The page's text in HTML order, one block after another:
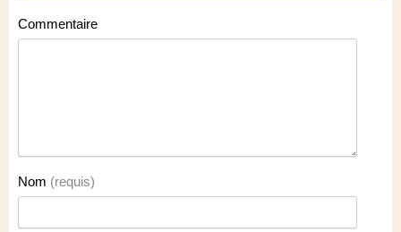
Commentaire
Nom (requis)